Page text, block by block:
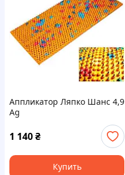
Аппликатор Ляпко Шанс 4,9
Ag
1 140₴
Купить